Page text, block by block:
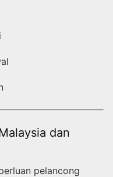
dan
pelancong